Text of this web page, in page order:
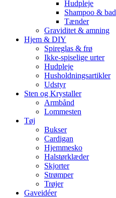
Hudpleje
Shampoo & bad
Tænder
Graviditet & amning
Hjem & DIY
Spireglas & frø
Ikke-spiselige urter
Hudpleje
Husholdningsartikler
Udstyr
Sten og Krystaller
Armbånd
Lommesten
Tøj
Bukser
Cardigan
Hjemmesko
Halstørklæder
Skjorter
Strømper
Trøjer
Gaveidéer